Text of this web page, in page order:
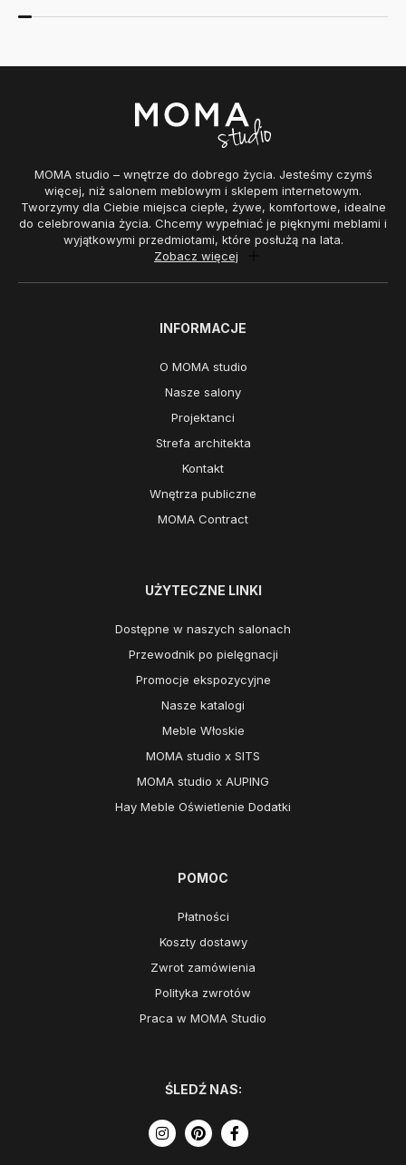
MOMA studio – wnętrze do dobrego życia. Jesteśmy czymś
więcej, niż salonem meblowym i sklepem internetowym.
Tworzymy dla Ciebie miejsca ciepłe, żywe, komfortowe, idealne
do celebrowania życia. Chcemy wypełniać je pięknymi meblami i
wyjątkowymi przedmiotami, które posłużą na lata.
Zobacz więcej
INFORMACJE
O MOMA studio
Nasze salony
Projektanci
Strefa architekta
Kontakt
Wnętrza publiczne
MOMA Contract
UŻYTECZNE LINKI
Dostępne w naszych salonach
Przewodnik po pielęgnacji
Promocje ekspozycyjne
Nasze katalogi
Meble Włoskie
MOMA studio x SITS
MOMA studio x AUPING
Hay Meble Oświetlenie Dodatki
POMOC
Płatności
Koszty dostawy
Zwrot zamówienia
Polityka zwrotów
Praca w MOMA Studio
ŚLEDŹ NAS: